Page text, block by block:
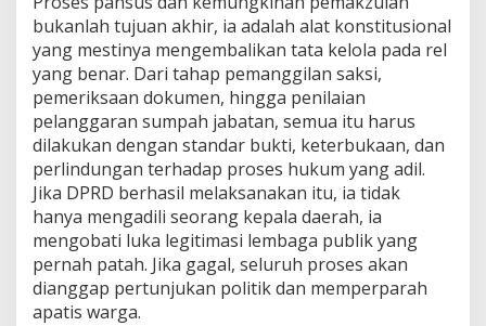
bukanlah tujuan akhir, ia adalah alat konstitusional
yang mestinya mengembalikan tata kelola pada rel
yang benar. Dari tahap pemanggilan saksi,
pemeriksaan dokumen, hingga penilaian
pelanggaran sumpah jabatan, semua itu harus
dilakukan dengan standar bukti, keterbukaan, dan
perlindungan terhadap proses hukum yang adil.
Jika DPRD berhasil melaksanakan itu, ia tidak
hanya mengadili seorang kepala daerah, ia
mengobati luka legitimasi lembaga publik yang
pernah patah. Jika gagal, seluruh proses akan
dianggap pertunjukan politik dan memperparah
apatis warga.